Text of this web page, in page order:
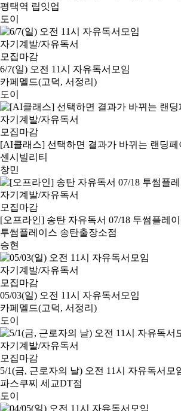
평택역 립잇업
도이
자기계발/자유독서
모집마감
6/7(일) 오전 11시 자유독서모임
카페멜드(고덕, 서정리)
도이
자기계발/자유독서
모집마감
[AI클래스] 선택하면 결과가 바뀌는 랜딩페
센시빌리티
창민
자기계발/자유독서
모집마감
[오프라인] 송탄 자유독서 07/18 투썸플레
투썸플레이스 송탄출장소점
승현
자기계발/자유독서
모집마감
05/03(일) 오전 11시 자유독서모임
카페멜드(고덕, 서정리)
도이
자기계발/자유독서
모집마감
5/1(금, 근로자의 날) 오전 11시 자유독서모
파스쿠찌 세교DT점
도이